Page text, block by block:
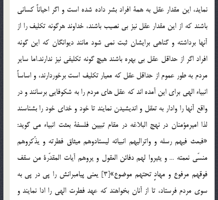
نمايد، اين مقدار عقل به همة افراد بشر داده شده است و اگر احياناً كساني
باشند كه از اين مقدار عقل نيز بي نصيب باشند، خداوند هرگونه تكليف را از
آنها برداشته و گناهي برايشان ثبت نمي شود مانند ديوانگان که اين گونه
افراد اگر از حداقل عقل بي بهره باشند هيچ گونه تكليفي نيز ندارند.اما ساير
مردم به طور عموم از حداقل عقل كه معيار تكليف است برخوردارند، و اساساً
انبياء الهي براي اين آمده اند كه عقل هاي مردم را به شكوفايي برسانند و در
واقع آنها را وادار به تعقل و انديشيدن نمايند تا خود و خداي خود را بشناسند
لذا اميرمؤمنان در نهج البلاغه در مقام تبيين فلسفة بعثت انبياء مي گويد:
«فبعث فيهم رسله و واتراليهم انبيائه ليستادوهم ميثاق فطرته و يذّكروهم
منسّي نعمته … و يثيروا لهم دفائن العقول و يروهم آيات المقدّرة من سقف
فوقهم مرفوع و مهادٍ تحتهم موضوع»[3] يعني پيامبرانش را پي در پي به
سوي مردم فرستاد، تا از آنان بخواهند كه عهد فطرت الهي را ادا نمايند و